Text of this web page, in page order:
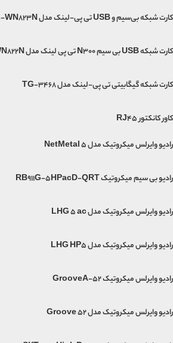
کارت شبکه بی‌سیم و USB تی پی-لینک مدل TL-WN823N
کارت شبکه USB بی‌ سیم N300 تی پی لینک مدل TL-WN822N
کارت شبکه گیگابیتی تی پی-لینک مدل TG-3468
کاور کانکتور RJ45
رادیو وایرلس میکروتیک مدل NetMetal 5
رادیو بی سیم میکروتیک RB911G-5HPacD-QRT
رادیو وایرلس میکروتیک مدل LHG 5 ac
رادیو وایرلس میکروتیک مدل LHG HP5
رادیو وایرلس میکروتیک GrooveA-52
رادیو وایرلس میکروتیک مدل Groove 52